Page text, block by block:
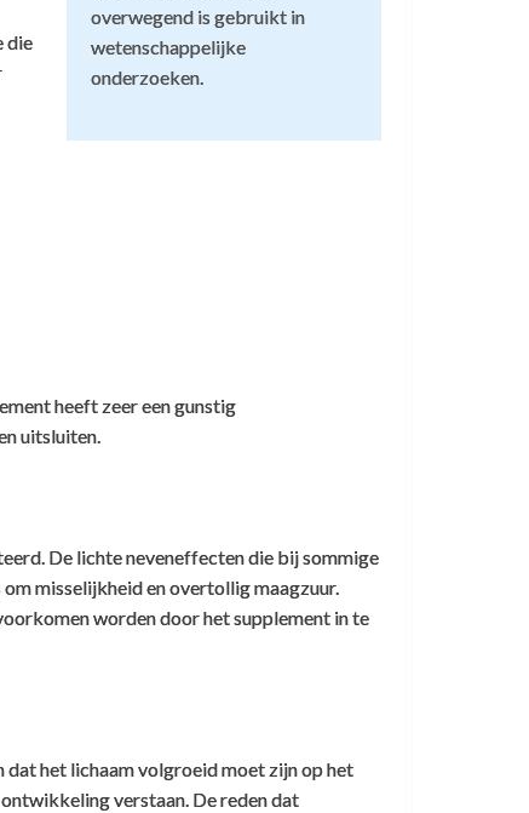
overwegend is gebruikt in
wetenschappelijke
onderzoeken.
die
heeft zeer een gunstig
uitsluiten.
De lichte neveneffecten die bij sommige
misselijkheid en overtollig maagzuur.
worden door het supplement in te
het lichaam volgroeid moet zijn op het
verstaan. De reden dat